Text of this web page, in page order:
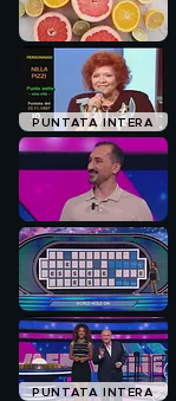
PUNTATA INTERA
PUNTATA INTERA